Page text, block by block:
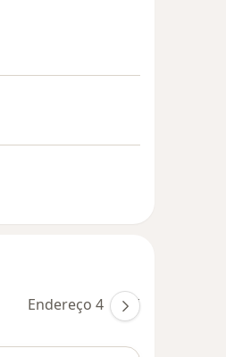
Endereço 4 Endereço 5